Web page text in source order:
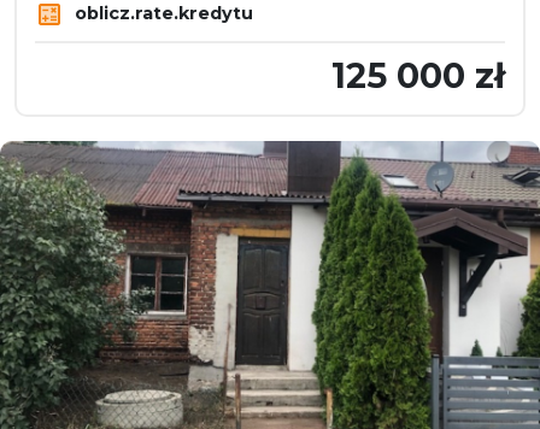
oblicz.rate.kredytu
125 000 zł